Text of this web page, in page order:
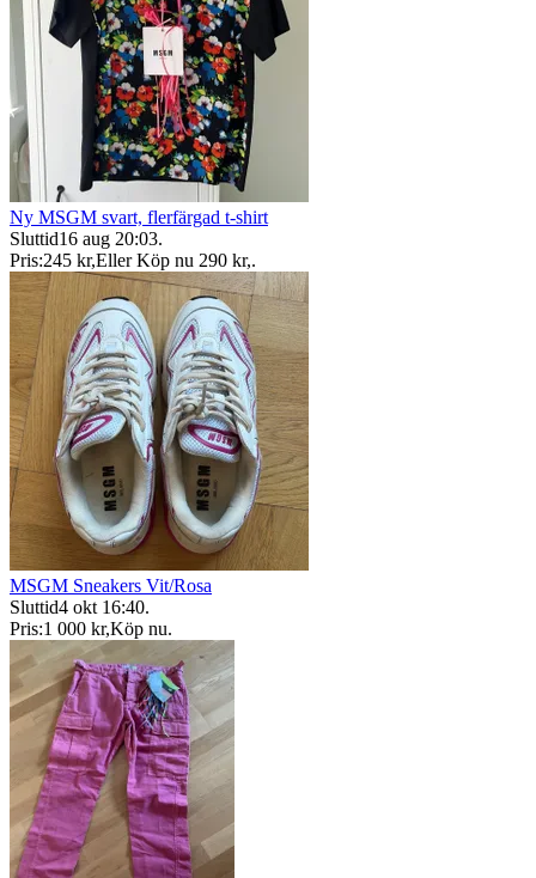
Ny MSGM svart, flerfärgad t-shirt
Sluttid16 aug 20:03.
Pris:245 kr,Eller Köp nu 290 kr,.
MSGM Sneakers Vit/Rosa
Sluttid4 okt 16:40.
Pris:1 000 kr,Köp nu.